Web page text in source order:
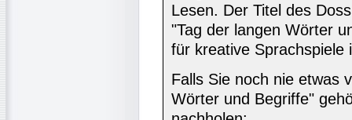
Lesen. Der Titel des
"Tag der langen Wörter
für kreative Sprachspiele
Falls Sie noch nie etwas
Wörter und Begriffe"